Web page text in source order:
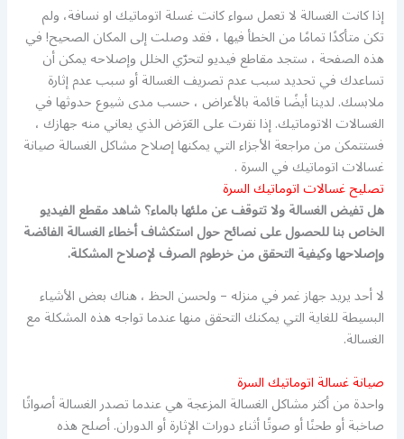
إذا كانت الغسالة لا تعمل سواء كانت غسلة اتوماتيك او نسافة، ولم
تكن متأكدًا تمامًا من الخطأ فيها ، فقد وصلت إلى المكان الصحيح! في
هذه الصفحة ، ستجد مقاطع فيديو لتحرّي الخلل وإصلاحه يمكن أن
تساعدك في تحديد سبب عدم تصريف الغسالة أو سبب عدم إثارة
ملابسك. لدينا أيضًا قائمة بالأعراض ، حسب مدى شيوع حدوثها في
الغسالات الاتوماتيك. إذا نقرت على العَرَض الذي يعاني منه جهازك ،
فستتمكن من مراجعة الأجزاء التي يمكنها إصلاح مشاكل الغسالة صيانة
غسالات اتوماتيك في السرة .
تصليح غسالات اتوماتيك السرة
هل تفيض الغسالة ولا تتوقف عن ملئها بالماء؟ شاهد مقطع الفيديو
الخاص بنا للحصول على نصائح حول استكشاف أخطاء الغسالة الفائضة
وإصلاحها وكيفية التحقق من خرطوم الصرف لإصلاح المشكلة.
لا أحد يريد جهاز غمر في منزله – ولحسن الحظ ، هناك بعض الأشياء
البسيطة للغاية التي يمكنك التحقق منها عندما تواجه هذه المشكلة مع
الغسالة.
صيانة غسالة اتوماتيك السرة
واحدة من أكثر مشاكل الغسالة المزعجة هي عندما تصدر الغسالة أصواتًا
صاخبة أو طحنًا أو صوتًا أثناء دورات الإثارة أو الدوران. أصلح هذه